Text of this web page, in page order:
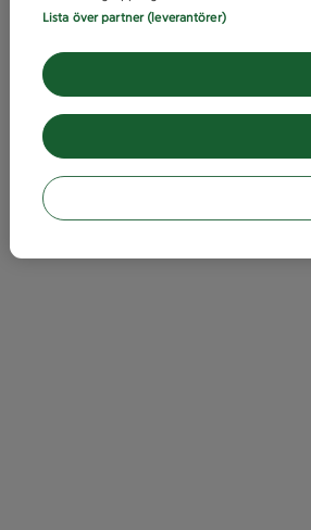
Lista över partner (leverantörer)